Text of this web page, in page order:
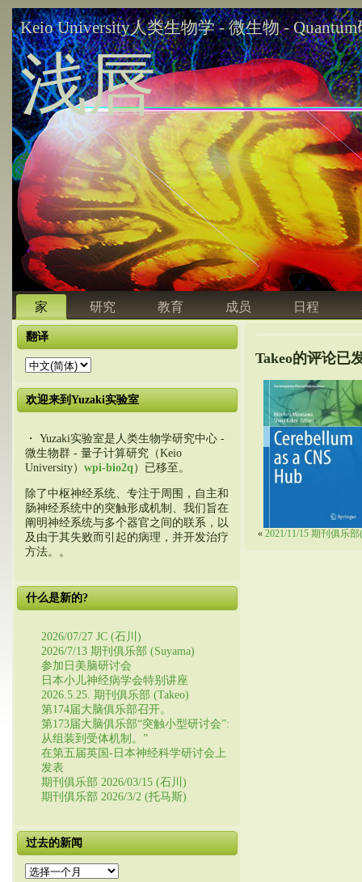
Keio University人类生物学 - 微生物 -
浅唇
家 研究 教育 成员 日程
翻译
欢迎来到Yuzaki实验室
・ Yuzaki实验室是人类生物学研究中心 -
微生物群 - 量子计算研究（Keio
University） wpi-bio2q ）已移至。
除了中枢神经系统、专注于周围，自主和
肠神经系统中的突触形成机制、我们旨在
阐明神经系统与多个器官之间的联系，以
及由于其失败而引起的病理，并开发治疗
方法。。
什么是新的?
2026/07/27 JC (石川)
2026/7/13 期刊俱乐部 (Suyama)
参加日美脑研讨会
日本小儿神经病学会特别讲座
2026.5.25. 期刊俱乐部 (Takeo)
第174届大脑俱乐部召开。
第173届大脑俱乐部“突触小型研讨会”:
从组装到受体机制。”
在第五届英国-日本神经科学研讨会上
发表
期刊俱乐部 2026/03/15 (石川)
期刊俱乐部 2026/3/2 (托马斯)
过去的新闻
过
Takeo的评论已
« 2021/11/15 期刊俱乐